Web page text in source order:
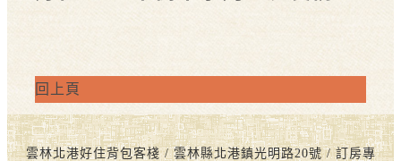
回上頁
雲林北港好住背包客棧 / 雲林縣北港鎮光明路20號 / 訂房專